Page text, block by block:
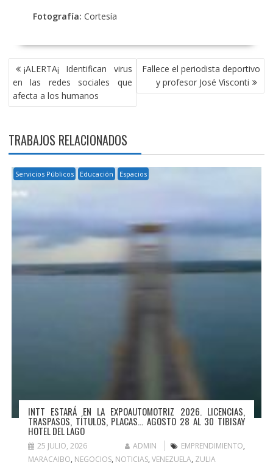
Fotografía: Cortesía
NAVEGACIÓN
DE
ENTRADAS
¡ALERTA¡ Identifican virus
en las redes sociales que
afecta a los humanos
Fallece el periodista deportivo
y profesor José Visconti
TRABAJOS RELACIONADOS
Servicios Públicos Educación Espacios
INTT ESTARÁ EN LA EXPOAUTOMOTRIZ 2026. LICENCIAS,
TRASPASOS, TÍTULOS, PLACAS… AGOSTO 28 AL 30 TIBISAY
HOTEL DEL LAGO
25 JULIO, 2026 ADMIN EMPRENDIMIENTO,
MARACAIBO, NEGOCIOS, NOTICIAS, VENEZUELA, ZULIA